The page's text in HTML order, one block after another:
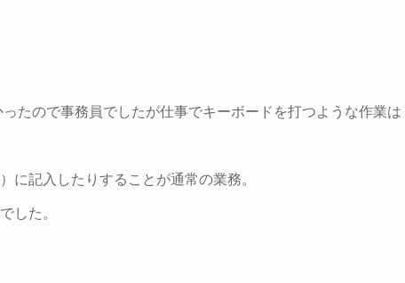
たので事務員でしたが仕事でキーボードを打つような作業は
に記入したりすることが通常の業務。
した。